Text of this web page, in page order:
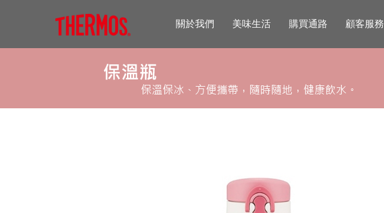
關於我們 美味生活 購買通路 顧客服務